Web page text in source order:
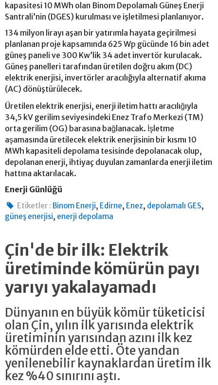
kapasitesi 10 MWh olan Binom Depolamalı Güneş Enerji
Santrali’nin (DGES) kurulması ve işletilmesi planlanıyor.
134 milyon lirayı aşan bir yatırımla hayata geçirilmesi
planlanan proje kapsamında 625 Wp gücünde 16 bin adet
güneş paneli ve 300 Kw’lik 34 adet invertör kurulacak.
Güneş panelleri tarafından üretilen doğru akım (DC)
elektrik enerjisi, invertörler aracılığıyla alternatif akıma
(AC) dönüştürülecek.
Üretilen elektrik enerjisi, enerji iletim hattı aracılığıyla
34,5 kV gerilim seviyesindeki Enez Trafo Merkezi (TM)
orta gerilim (OG) barasına bağlanacak. İşletme
aşamasında üretilecek elektrik enerjisinin bir kısmı 10
MWh kapasiteli depolama tesisinde depolanacak olup,
depolanan enerji, ihtiyaç duyulan zamanlarda enerji iletim
hattına aktarılacak.
Enerji Günlüğü
Etiketler : Binom Enerji, Edirne, Enez, depolamalı GES,
güneş enerjisi, enerji depolama
Çin'de bir ilk: Elektrik
üretiminde kömürün payı
yarıyı yakalayamadı
Dünyanın en büyük kömür tüketicisi
olan Çin, yılın ilk yarısında elektrik
üretiminin yarısından azını ilk kez
kömürden elde etti. Öte yandan
yenilenebilir kaynaklardan üretim ilk
kez %40 sınırını aştı.